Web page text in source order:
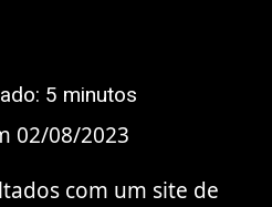
5 minutos
02/08/2023
com um site de